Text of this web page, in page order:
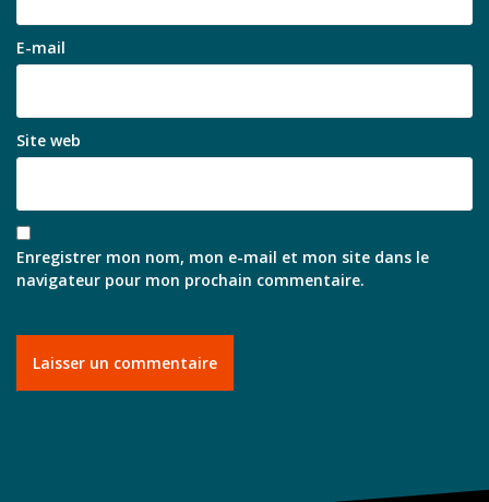
E-mail
Site web
Enregistrer mon nom, mon e-mail et mon site dans le
navigateur pour mon prochain commentaire.